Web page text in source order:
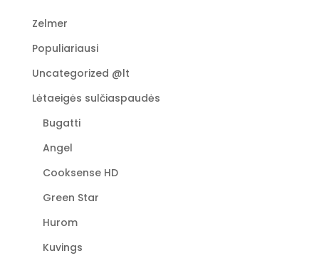
Zelmer
Populiariausi
Uncategorized @lt
Lėtaeigės sulčiaspaudės
Bugatti
Angel
Cooksense HD
Green Star
Hurom
Kuvings